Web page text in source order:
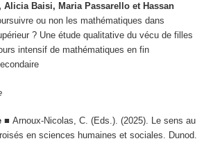
Alicia Baisi, Maria Passarello et Hassan
ou non les mathématiques dans
? Une étude qualitative du vécu de filles
intensif de mathématiques en fin
■ Arnoux-Nicolas, C. (Eds.). (2025). Le sens au
en sciences humaines et sociales. Dunod.